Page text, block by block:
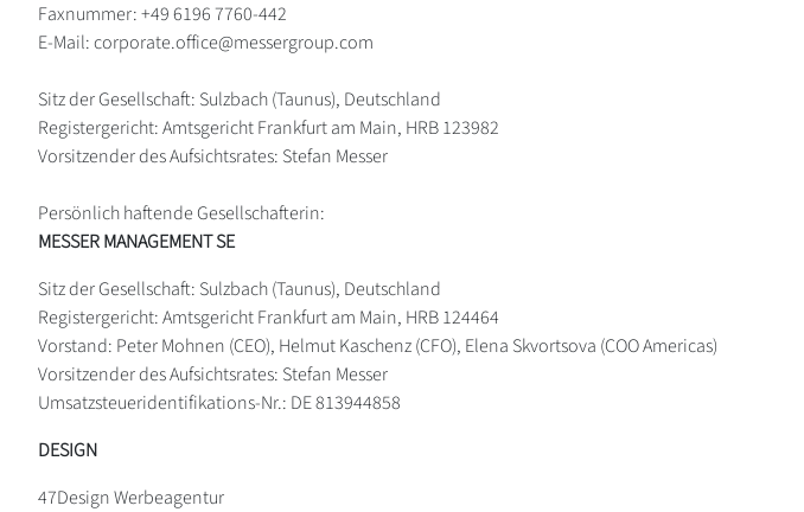
Faxnummer: +49 6196 7760-442
E-Mail: corporate.office@messergroup.com
Sitz der Gesellschaft: Sulzbach (Taunus), Deutschland
Registergericht: Amtsgericht Frankfurt am Main, HRB 123982
Vorsitzender des Aufsichtsrates: Stefan Messer
Persönlich haftende Gesellschafterin:
MESSER MANAGEMENT SE
Sitz der Gesellschaft: Sulzbach (Taunus), Deutschland
Registergericht: Amtsgericht Frankfurt am Main, HRB 124464
Vorstand: Peter Mohnen (CEO), Helmut Kaschenz (CFO), Elena Skvortsova (COO Americas)
Vorsitzender des Aufsichtsrates: Stefan Messer
Umsatzsteueridentifikations-Nr.: DE 813944858
DESIGN
47Design Werbeagentur